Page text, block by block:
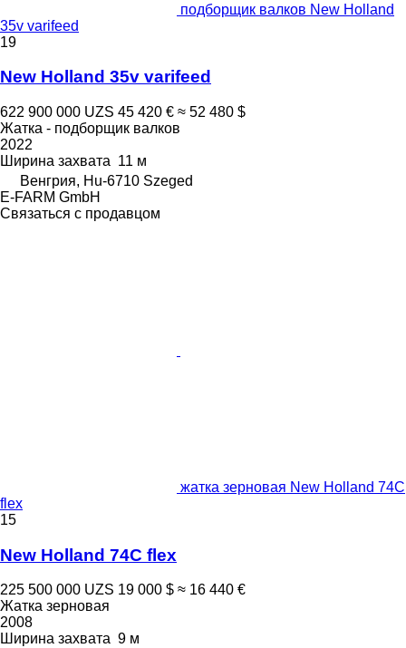
подборщик валков New Holland
35v varifeed
19
New Holland 35v varifeed
622 900 000 UZS 45 420 € ≈ 52 480 $
Жатка - подборщик валков
2022
Ширина захвата 11 м
Венгрия, Hu-6710 Szeged
E-FARM GmbH
Связаться с продавцом
жатка зерновая New Holland 74C
flex
15
New Holland 74C flex
225 500 000 UZS 19 000 $ ≈ 16 440 €
Жатка зерновая
2008
Ширина захвата 9 м